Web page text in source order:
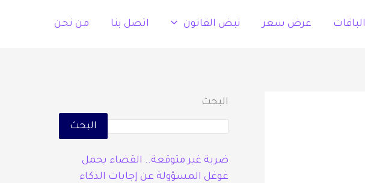
الباقات عرض سعر نبض القانون اتصل بنا من نحن
البحث
البحث
ضربة غير متوقعة.. القضاء يحمل
غوغل المسؤولة عن إجابات الذكاء